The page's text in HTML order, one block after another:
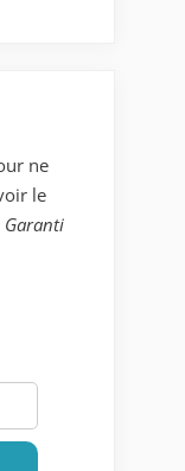
ne
le
Garanti